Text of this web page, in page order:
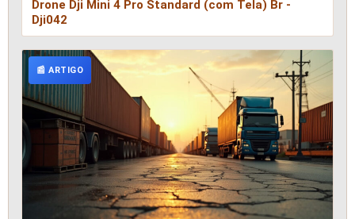
Drone Dji Mini 4 Pro Standard (com Tela) Br -
Dji042
📰 ARTIGO